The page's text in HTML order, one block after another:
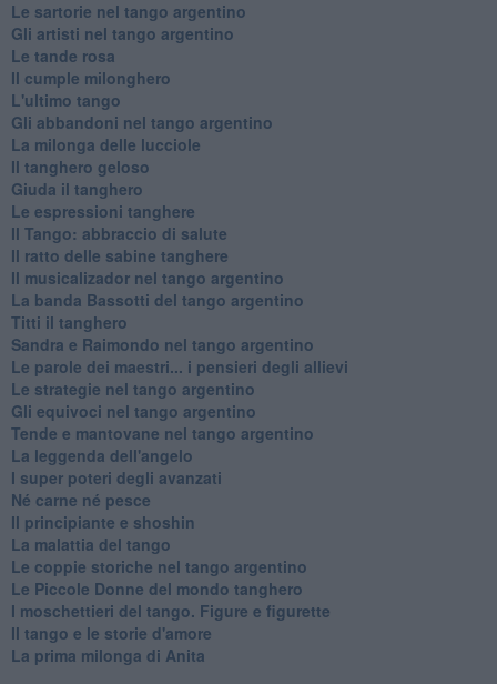
Le sartorie nel tango argentino
Gli artisti nel tango argentino
Le tande rosa
Il cumple milonghero
L'ultimo tango
Gli abbandoni nel tango argentino
La milonga delle lucciole
Il tanghero geloso
Giuda il tanghero
Le espressioni tanghere
Il Tango: abbraccio di salute
Il ratto delle sabine tanghere
Il musicalizador nel tango argentino
La banda Bassotti del tango argentino
Titti il tanghero
Sandra e Raimondo nel tango argentino
Le parole dei maestri... i pensieri degli allievi
Le strategie nel tango argentino
Gli equivoci nel tango argentino
Tende e mantovane nel tango argentino
La leggenda dell'angelo
I super poteri degli avanzati
​Né carne né pesce
Il principiante e shoshin
La malattia del tango
Le coppie storiche nel tango argentino
​Le Piccole Donne del mondo tanghero
I moschettieri del tango. Figure e figurette
Il tango e le storie d'amore
​La prima milonga di Anita